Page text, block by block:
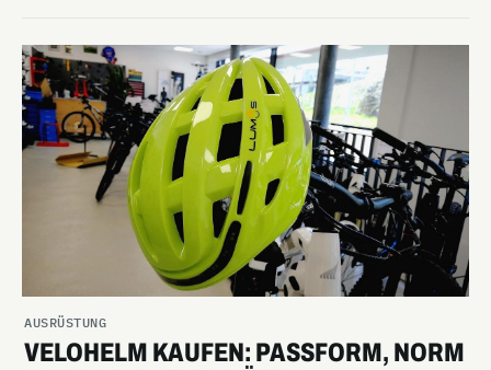
AUSRÜSTUNG
VELOHELM KAUFEN: PASSFORM, NORM